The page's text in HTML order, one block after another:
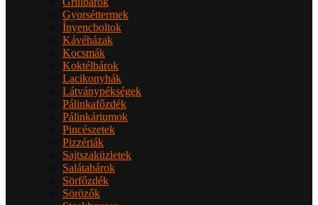
Gyorséttermek
Ínyencboltok
Kávéházak
Kocsmák
Koktélbárok
Lacikonyhák
Látványpékségek
Pálinkafőzdék
Pálinkáriumok
Pincészetek
Pizzériák
Sajtszaküzletek
Salátabárok
Sörfőzdék
Sörözők